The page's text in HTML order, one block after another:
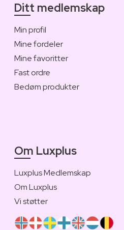
Ditt medlemskap
Min profil
Mine fordeler
Mine favoritter
Fast ordre
Bedøm produkter
Om Luxplus
Luxplus Medlemskap
Om Luxplus
Vi støtter